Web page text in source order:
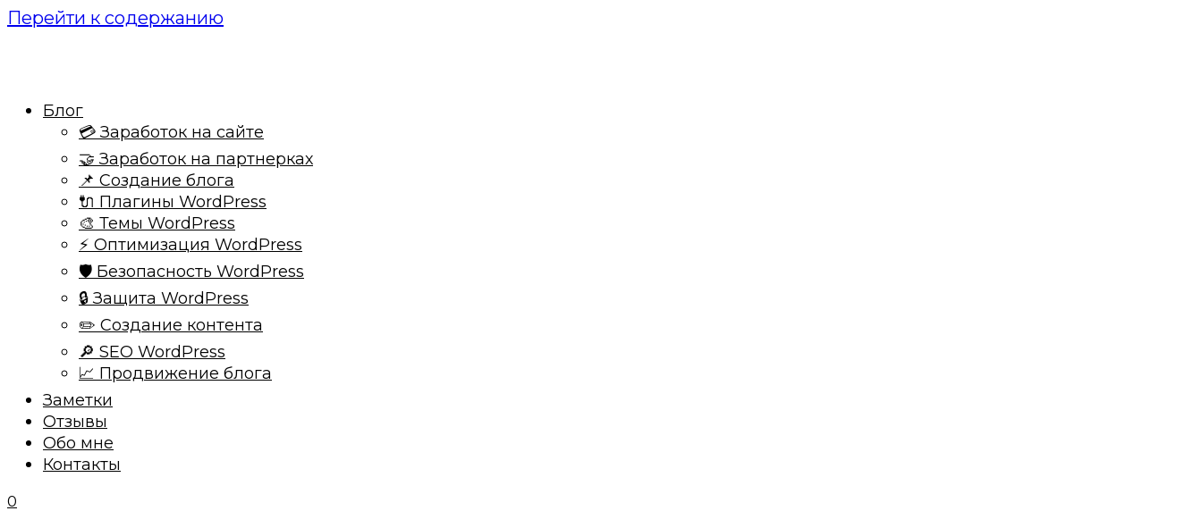
Перейти к содержанию
Блог
💳 Заработок на сайте
🤝 Заработок на партнерках
📌 Создание блога
🔌 Плагины WordPress
🎨 Темы WordPress
⚡ Оптимизация WordPress
🛡️ Безопасность WordPress
🔒 Защита WordPress
✏️ Создание контента
🔎 SEO WordPress
📈 Продвижение блога
Заметки
Отзывы
Обо мне
Контакты
0